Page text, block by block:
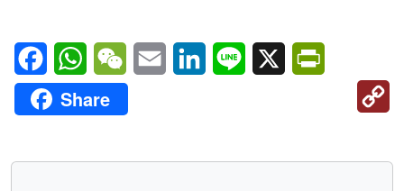
FacebookWhatsAppWeChatEmail LinkedInLine X
Share